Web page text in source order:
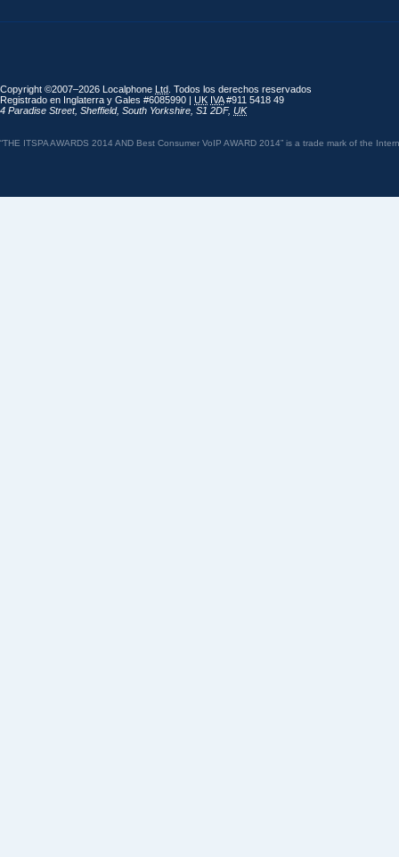
Copyright ©2007–2026 Localphone Ltd . Todos los derechos reservados
Registrado en Inglaterra y Gales #6085990 | UK IVA#911 5418 49
4 Paradise Street, Sheffield, South Yorkshire S1 2DF, UK
“THE ITSPA AWARDS 2014 AND Best Consumer VoIP AWARD 2014” is a trade mark of the